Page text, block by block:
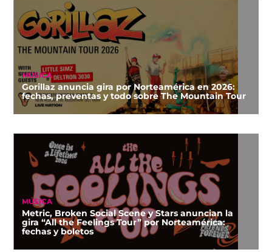
MÚSICA
Gorillaz anuncia gira por Norteamérica en 2026:
fechas, preventas y todo sobre The Mountain Tour
MÚSICA
Metric, Broken Social Scene y Stars anuncian la
gira “All the Feelings Tour” por Norteamérica:
fechas y boletos